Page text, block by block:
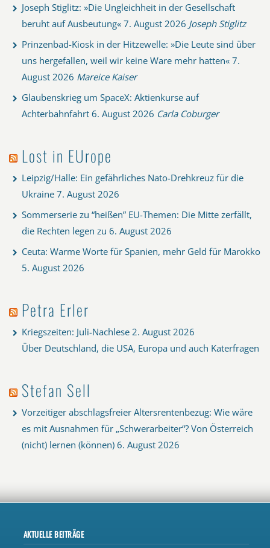
Joseph Stiglitz: »Die Ungleichheit in der Gesellschaft
beruht auf Ausbeutung« 7. August 2026 Joseph Stiglitz
Prinzenbad-Kiosk in der Hitzewelle: »Die Leute sind über
uns hergefallen, weil wir keine Ware mehr hatten« 7.
August 2026 Mareice Kaiser
Glaubenskrieg um SpaceX: Aktienkurse auf
Achterbahnfahrt 6. August 2026 Carla Coburger
Lost in EUrope
Leipzig/Halle: Ein gefährliches Nato-Drehkreuz für die
Ukraine 7. August 2026
Sommerserie zu “heißen” EU-Themen: Die Mitte zerfällt,
die Rechten legen zu 6. August 2026
Ceuta: Warme Worte für Spanien, mehr Geld für Marokko
5. August 2026
Petra Erler
Kriegszeiten: Juli-Nachlese 2. August 2026
Über Deutschland, die USA, Europa und auch Katerfragen
Stefan Sell
Vorzeitiger abschlagsfreier Altersrentenbezug: Wie wäre
es mit Ausnahmen für „Schwerarbeiter“? Von Österreich
(nicht) lernen (können) 6. August 2026
AKTUELLE BEITRÄGE